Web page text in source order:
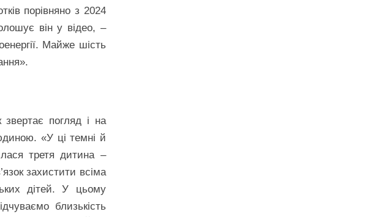
порівняно з 2024
він у відео, –
Майже шість
погляд і на
«У ці темні й
третя дитина –
захистити всіма
дітей. У цьому
близькість